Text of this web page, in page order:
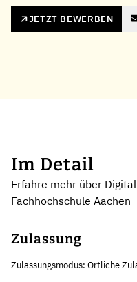
JETZT BEWERBEN
Im Detail
Erfahre mehr über
Fachhochschule Aachen
Zulassung
Zulassungsmodus: Örtliche